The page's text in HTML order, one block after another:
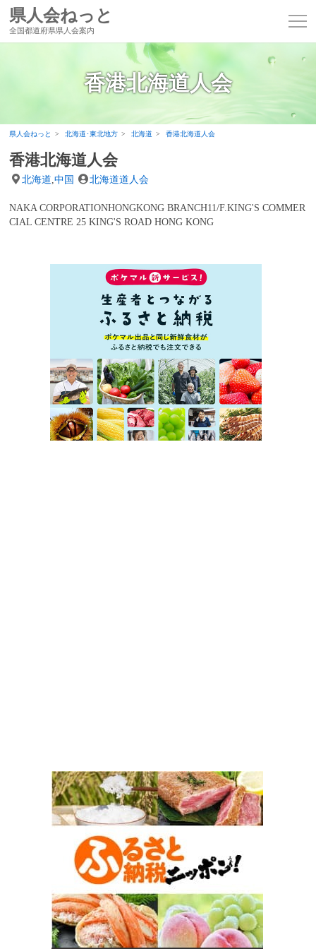
県人会ねっと
全国都道府県県人会案内
香港北海道人会
県人会ねっと 北海道･東北地方 北海道 香港北海道人会
香港北海道人会
北海道 ,中国 北海道道人会
NAKA CORPORATIONHONGKONG BRANCH11/F.KING'S COMMER
CIAL CENTRE 25 KING'S ROAD HONG KONG